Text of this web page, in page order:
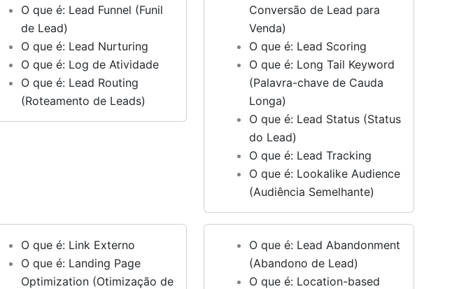
O que é: Lead Funnel (Funil
de Lead)
O que é: Lead Nurturing
O que é: Log de Atividade
O que é: Lead Routing
(Roteamento de Leads)
Conversão de Lead para
Venda)
O que é: Lead Scoring
O que é: Long Tail Keyword
(Palavra-chave de Cauda
Longa)
O que é: Lead Status (Status
do Lead)
O que é: Lead Tracking
O que é: Lookalike Audience
(Audiência Semelhante)
O que é: Link Externo
O que é: Landing Page
Optimization (Otimização de
O que é: Lead Abandonment
(Abandono de Lead)
O que é: Location-based